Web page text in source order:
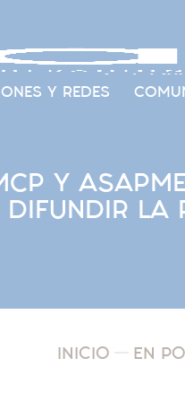
Y REDES
Y
LA
INICIO EN